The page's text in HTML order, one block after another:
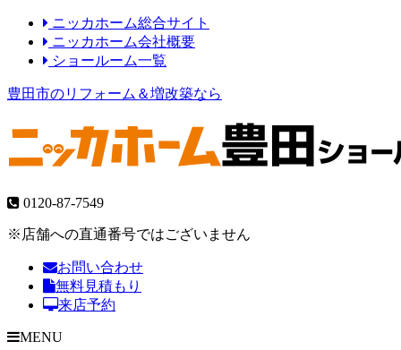
ニッカホーム総合サイト
ニッカホーム会社概要
ショールーム一覧
豊田市のリフォーム＆増改築なら
0120-87-7549
※店舗への直通番号ではございません
お問い合わせ
無料見積もり
来店予約
MENU